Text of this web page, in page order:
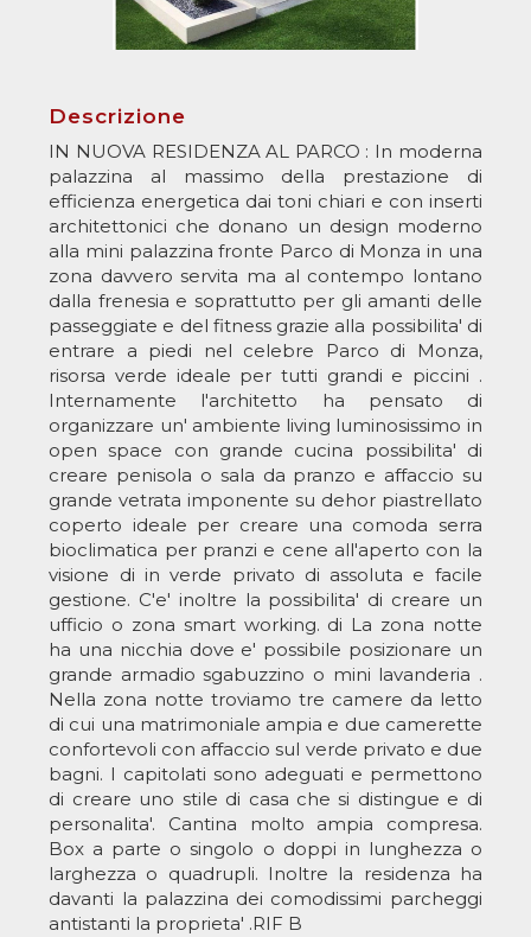
Descrizione
IN NUOVA RESIDENZA AL PARCO : In moderna
palazzina al massimo della prestazione di
efficienza energetica dai toni chiari e con inserti
architettonici che donano un design moderno
alla mini palazzina fronte Parco di Monza in una
zona davvero servita ma al contempo lontano
dalla frenesia e soprattutto per gli amanti delle
passeggiate e del fitness grazie alla possibilita' di
entrare a piedi nel celebre Parco di Monza,
risorsa verde ideale per tutti grandi e piccini .
Internamente l'architetto ha pensato di
organizzare un' ambiente living luminosissimo in
open space con grande cucina possibilita' di
creare penisola o sala da pranzo e affaccio su
grande vetrata imponente su dehor piastrellato
coperto ideale per creare una comoda serra
bioclimatica per pranzi e cene all'aperto con la
visione di in verde privato di assoluta e facile
gestione. C'e' inoltre la possibilita' di creare un
ufficio o zona smart working. di La zona notte
ha una nicchia dove e' possibile posizionare un
grande armadio sgabuzzino o mini lavanderia .
Nella zona notte troviamo tre camere da letto
di cui una matrimoniale ampia e due camerette
confortevoli con affaccio sul verde privato e due
bagni. I capitolati sono adeguati e permettono
di creare uno stile di casa che si distingue e di
personalita'. Cantina molto ampia compresa.
Box a parte o singolo o doppi in lunghezza o
larghezza o quadrupli. Inoltre la residenza ha
davanti la palazzina dei comodissimi parcheggi
antistanti la proprieta' .RIF B